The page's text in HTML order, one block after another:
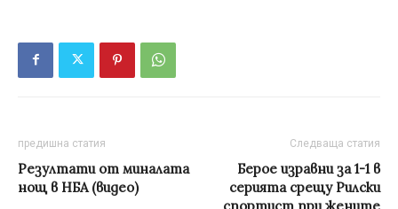
предишна статия
Резултати от миналата
нощ в НБА (видео)
Следваща статия
Берое изравни за 1-1 в
серията срещу Рилски
спортист при жените